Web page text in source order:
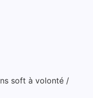
soft à volonté /